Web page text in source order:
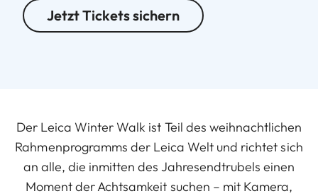
Jetzt Tickets sichern
Der Leica Winter Walk ist Teil des weihnachtlichen
Rahmenprogramms der Leica Welt und richtet sich
an alle, die inmitten des Jahresendtrubels einen
Moment der Achtsamkeit suchen – mit Kamera,